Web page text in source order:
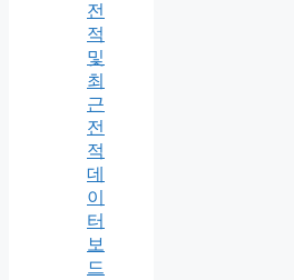
전
적
및
최
근
전
적
데
이
터
보
드